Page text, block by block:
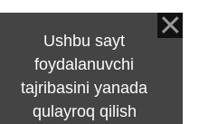
Ushbu sayt
foydalanuvchi
tajribasini yanada
qulayroq qilish